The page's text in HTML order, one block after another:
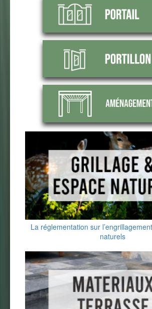
La réglementation sur
naturels